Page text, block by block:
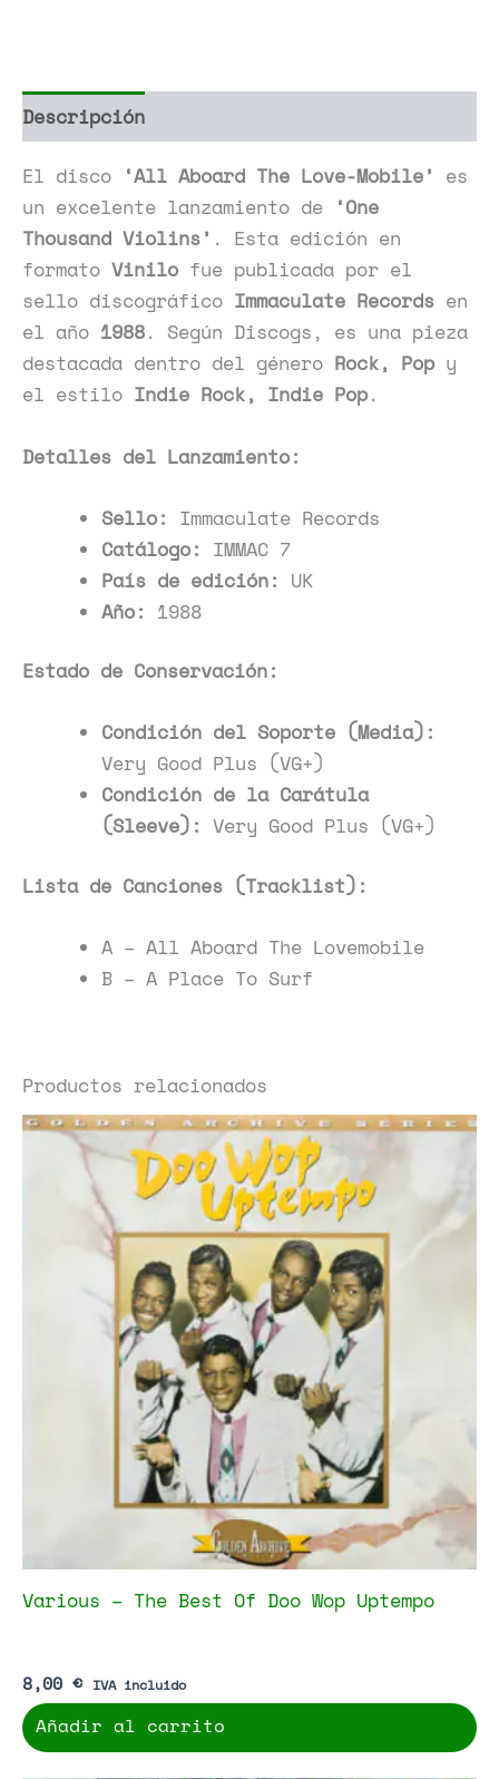
Descripción
El disco ‘All Aboard The Love-Mobile’ es
un excelente lanzamiento de ‘One
Thousand Violins’ . Esta edición en
formato Vinilo fue publicada por el
sello discográfico Immaculate Records en
el año 1988. Según Discogs, es una pieza
destacada dentro del género Rock, Pop y
el estilo Indie Rock, Indie Pop.
Detalles del Lanzamiento:
Sello: Immaculate Records
Catálogo: IMMAC 7
País de edición: UK
Año: 1988
Estado de Conservación:
Condición del Soporte (Media):
Very Good Plus (VG+)
Condición de la Carátula
(Sleeve): Very Good Plus (VG+)
Lista de Canciones (Tracklist):
A – All Aboard The Lovemobile
B – A Place To Surf
Productos relacionados
Various – The Best Of Doo Wop Uptempo
8,00 € IVA incluido
Añadir al carrito